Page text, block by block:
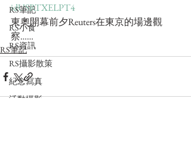
RS筆記
RS小食
RS資訊
RS攝影散策
紀念寫真
活動攝影
idUSRTXELPT4
東奧開幕前夕Reuters在東京的場邊觀
察……
RS筆記